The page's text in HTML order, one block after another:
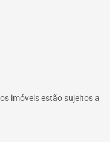
imóveis estão sujeitos a